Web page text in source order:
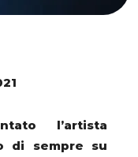
l’artista
di sempre su